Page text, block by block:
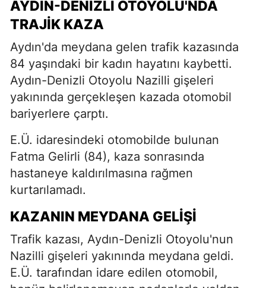
AYDIN-DENIZLI OTOYOLU'NDA
TRAJIK KAZA
Aydın'da meydana gelen trafik kazasında
84 yaşındaki bir kadın hayatını kaybetti.
Aydın-Denizli Otoyolu Nazilli gişeleri
yakınında gerçekleşen kazada otomobil
bariyerlere çarptı.
E.Ü. idaresindeki otomobilde bulunan
Fatma Gelirli (84), kaza sonrasında
hastaneye kaldırılmasına rağmen
kurtarılamadı.
KAZANIN MEYDANA GELIŞI
Trafik kazası, Aydın-Denizli Otoyolu'nun
Nazilli gişeleri yakınında meydana geldi.
E.Ü. tarafından idare edilen otomobil,